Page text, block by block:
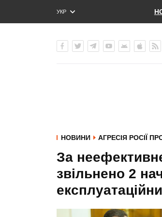
УКР
ENG
НОВИНИ АГРЕСІЯ РОСІЇ
За
звільнено 2